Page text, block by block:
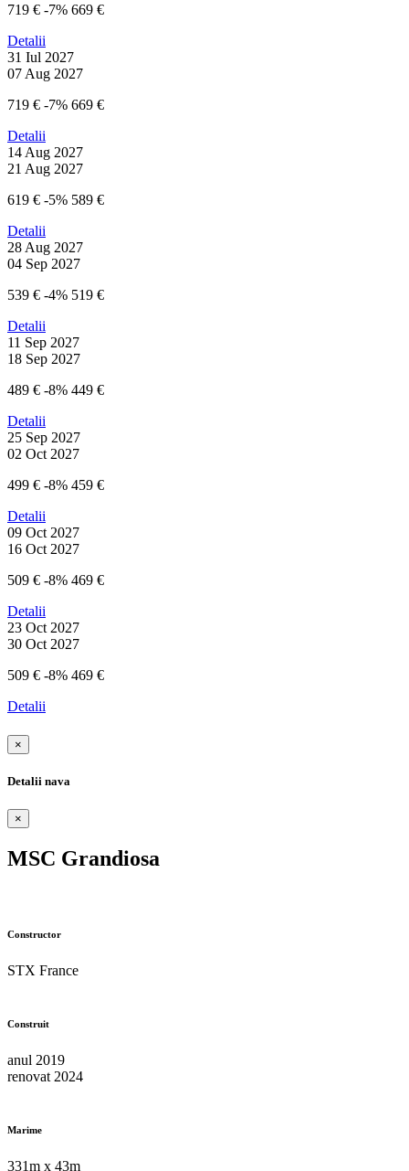
719 € -7% 669 €
Detalii
31 Iul 2027
07 Aug 2027
719 € -7% 669 €
Detalii
14 Aug 2027
21 Aug 2027
619 € -5% 589 €
Detalii
28 Aug 2027
04 Sep 2027
539 € -4% 519 €
Detalii
11 Sep 2027
18 Sep 2027
489 € -8% 449 €
Detalii
25 Sep 2027
02 Oct 2027
499 € -8% 459 €
Detalii
09 Oct 2027
16 Oct 2027
509 € -8% 469 €
Detalii
23 Oct 2027
30 Oct 2027
509 € -8% 469 €
Detalii
×
Detalii nava
×
MSC Grandiosa
Constructor
STX France
Construit
anul 2019
renovat 2024
Marime
331m x 43m